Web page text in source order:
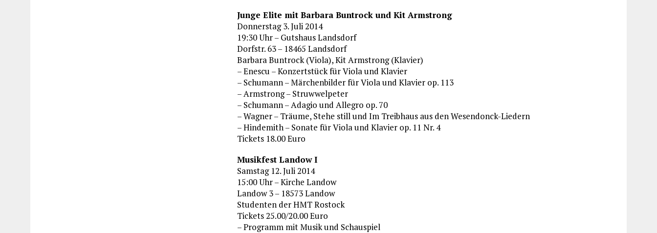
Junge Elite mit Barbara Buntrock und Kit Armstrong
Donnerstag 3. Juli 2014
19:30 Uhr – Gutshaus Landsdorf
Dorfstr. 63 – 18465 Landsdorf
Barbara Buntrock (Viola), Kit Armstrong (Klavier)
– Enescu – Konzertstück für Viola und Klavier
– Schumann – Märchenbilder für Viola und Klavier op. 113
– Armstrong – Struwwelpeter
– Schumann – Adagio und Allegro op. 70
– Wagner – Träume, Stehe still und Im Treibhaus aus den Wesendonck-Liedern
– Hindemith – Sonate für Viola und Klavier op. 11 Nr. 4
Tickets 18.00 Euro
Musikfest Landow I
Samstag 12. Juli 2014
15:00 Uhr – Kirche Landow
Landow 3 – 18573 Landow
Studenten der HMT Rostock
Tickets 25.00/20.00 Euro
– Programm mit Musik und Schauspiel